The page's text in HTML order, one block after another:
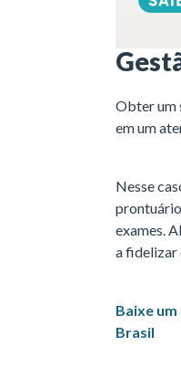
Obter um
em um
Nesse
exames.
a fidelizar
Baixe
Brasil